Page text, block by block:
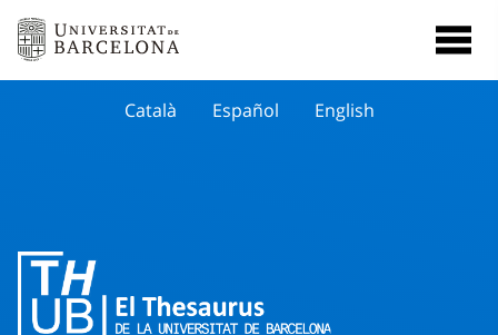
Català Español English